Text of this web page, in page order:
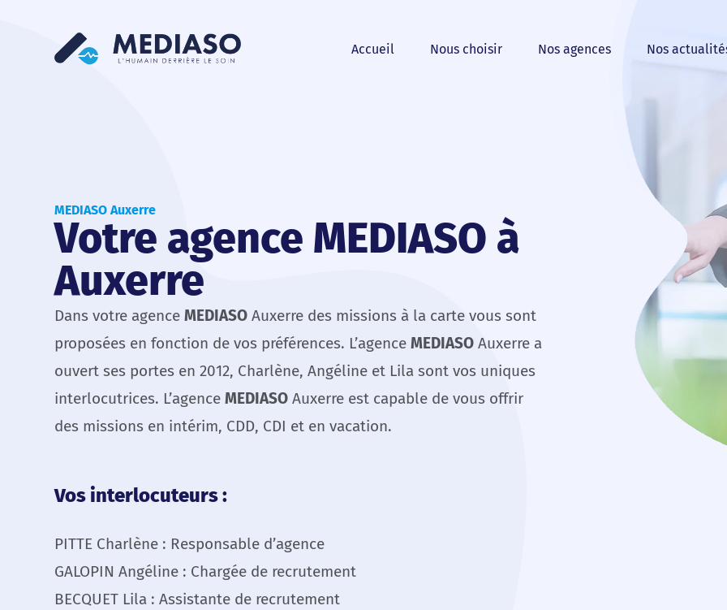
Accueil Nous choisir Nos agences Nos
MEDIASO Auxerre
Votre agence MEDIASO à
Auxerre
Dans votre agenceMEDIASO Auxerre des missions à la carte vous sont
proposées en fonction de vos préférences. L’agenceMEDIASO Auxerre a
ouvert ses portes en 2012, Charlène, Angéline et Lila sont vos uniques
interlocutrices. L’agenceMEDIASO Auxerre est capable de vous offrir
des missions en intérim, CDD, CDI et en vacation.
Vos interlocuteurs :
PITTE Charlène : Responsable d’agence
GALOPIN Angéline : Chargée de recrutement
BECQUET Lila : Assistante de recrutement